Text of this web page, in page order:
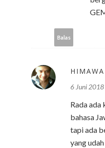
Balas
6 Juni
Rada ada
bahasa
tapi ada
yang